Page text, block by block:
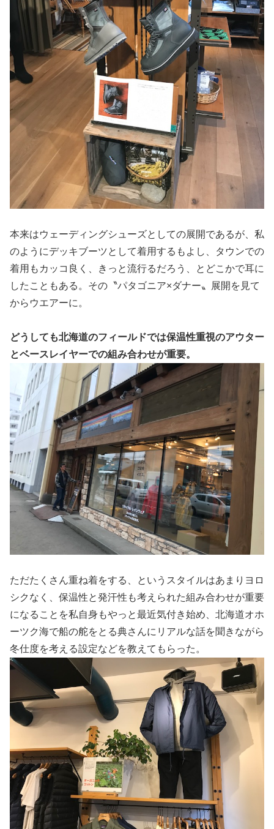
本来はウェーディングシューズとしての展開であるが、私
のようにデッキブーツとして着用するもよし、タウンでの
着用もカッコ良く、きっと流行るだろう、とどこかで耳に
したこともある。その〝パタゴニア×ダナー〟展開を見て
からウエアーに。
どうしても北海道のフィールドでは保温性重視のアウター
とベースレイヤーでの組み合わせが重要。
ただたくさん重ね着をする、というスタイルはあまりヨロ
シクなく、保温性と発汗性も考えられた組み合わせが重要
になることを私自身もやっと最近気付き始め、北海道オホ
ーツク海で船の舵をとる典さんにリアルな話を聞きながら
冬仕度を考える設定などを教えてもらった。